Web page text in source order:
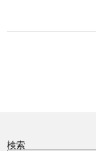
検索